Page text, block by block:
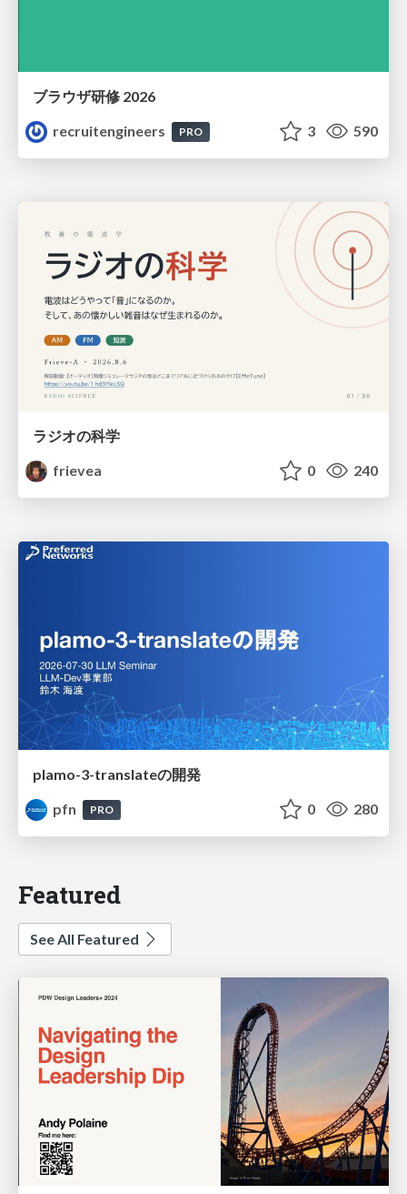
ブラウザ研修 2026
recruitengineers
PRO 3 590
ラジオの科学
frievea
0 240
plamo-3-translateの開発
pfn
PRO 0 280
Featured
See All Featured